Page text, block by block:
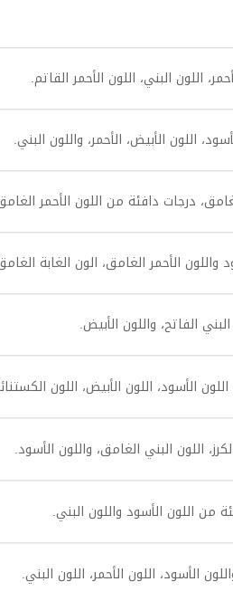
اللون البني، اللون الأحمر القاتم.
اللون الأبيض، الأحمر، واللون البني.
درجات دافئة من اللون الأحمر
واللون الأحمر الغامق، الون الغابة
الفاتح، واللون الأبيض.
اللون الأسود، اللون الأبيض، اللون
اللون البني الغامق، واللون الأسود.
من اللون الأسود واللون البني.
الأسود، اللون الأحمر، اللون البني.